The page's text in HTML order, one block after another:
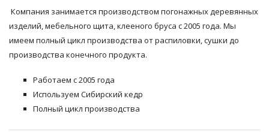
Компания занимается производством погонажных деревянных
изделий, мебельного щита, клееного бруса с 2005 года. Мы
имеем полный цикл производства от распиловки, сушки до
производства конечного продукта.
Работаем с 2005 года
Используем Сибирский кедр
Полный цикл производства